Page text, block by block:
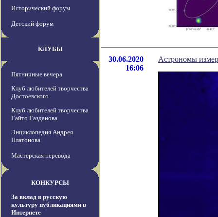
Исторический форум
Детский форум
КЛУБЫ
Пятничные вечера
Клуб любителей творчества
Достоевского
Клуб любителей творчества
Гайто Газданова
Энциклопедия Андрея
Платонова
Мастерская перевода
КОНКУРСЫ
За вклад в русскую
культуру публикациями в
Интернете
30.06.2020
16:06
Астрономы